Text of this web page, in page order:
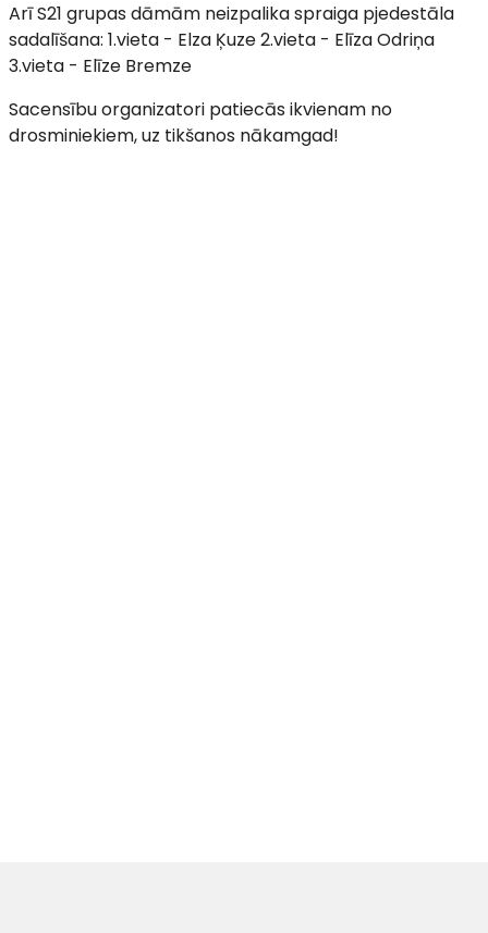
Arī S21 grupas dāmām neizpalika spraiga pjedestāla
sadalīšana: 1.vieta - Elza Ķuze 2.vieta - Elīza Odriņa
3.vieta - Elīze Bremze
Sacensību organizatori patiecās ikvienam no
drosminiekiem, uz tikšanos nākamgad!